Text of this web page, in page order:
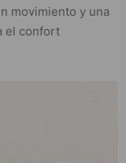
movimiento y una
el confort